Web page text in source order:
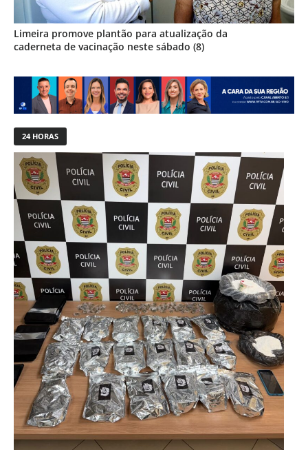
Limeira promove plantão para atualização da
caderneta de vacinação neste sábado (8)
24 HORAS